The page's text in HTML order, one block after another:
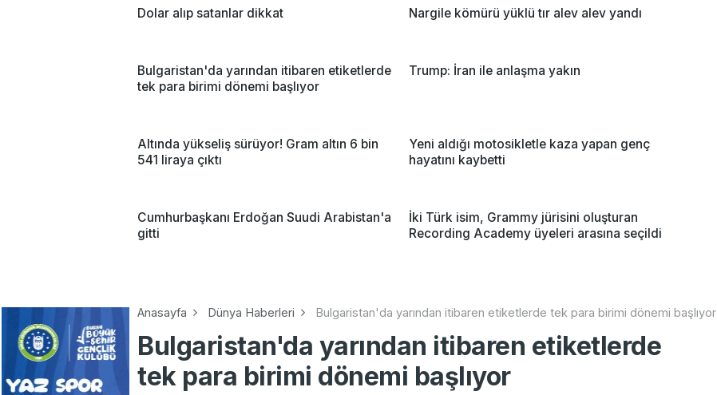
Dolar alıp satanlar dikkat Nargile kömürü yüklü tır alev alev yandı
Bulgaristan'da yarından itibaren etiketlerde
tek para birimi dönemi başlıyor
Trump: İran ile anlaşma yakın
Altında yükseliş sürüyor! Gram altın 6 bin
541 liraya çıktı
Yeni aldığı motosikletle kaza yapan genç
hayatını kaybetti
Cumhurbaşkanı Erdoğan Suudi Arabistan'a
gitti
İki Türk isim, Grammy jürisini oluşturan
Recording Academy üyeleri arasına seçildi
Anasayfa Dünya Haberleri Bulgaristan'da yarından itibaren etiketlerde tek para birimi dönemi başlıyor
Bulgaristan'da yarından itibaren etiketlerde
tek para birimi dönemi başlıyor